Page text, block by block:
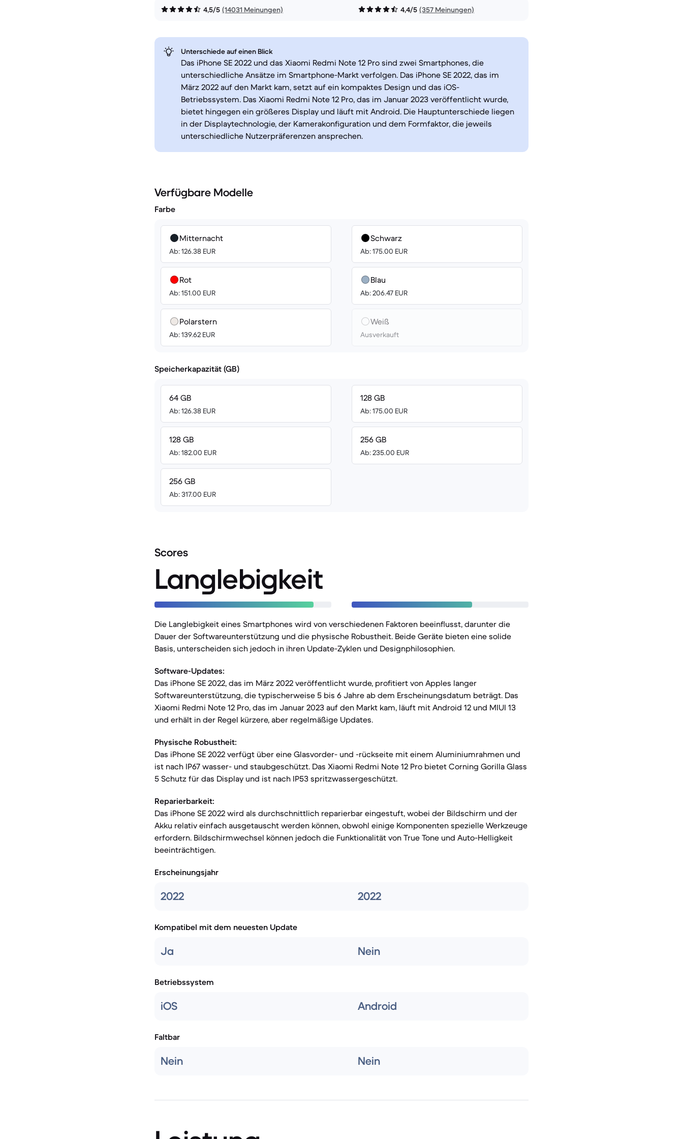
4,5/5 (14031 Meinungen) 4,4/5 (357 Meinungen)
Unterschiede auf einen Blick
Das iPhone SE 2022 und das Xiaomi Redmi Note 12 Pro sind zwei Smartphones, die
unterschiedliche Ansätze im Smartphone-Markt verfolgen. Das iPhone SE 2022, das im
März 2022 auf den Markt kam, setzt auf ein kompaktes Design und das iOS-
Betriebssystem. Das Xiaomi Redmi Note 12 Pro, das im Januar 2023 veröffentlicht wurde,
bietet hingegen ein größeres Display und läuft mit Android. Die Hauptunterschiede liegen
in der Displaytechnologie, der Kamerakonfiguration und dem Formfaktor, die jeweils
unterschiedliche Nutzerpräferenzen ansprechen.
Verfügbare Modelle
Farbe
Mitternacht
Ab: 126.38 EUR
Rot
Ab: 151.00 EUR
Polarstern
Ab: 139.62 EUR
Schwarz
Ab: 175.00 EUR
Blau
Ab: 206.47 EUR
Weiß
Ausverkauft
Speicherkapazität (GB)
64 GB
Ab: 126.38 EUR
128 GB
Ab: 182.00 EUR
256 GB
Ab: 317.00 EUR
128 GB
Ab: 175.00 EUR
256 GB
Ab: 235.00 EUR
Scores
Langlebigkeit
Die Langlebigkeit eines Smartphones wird von verschiedenen Faktoren beeinflusst, darunter die
Dauer der Softwareunterstützung und die physische Robustheit. Beide Geräte bieten eine solide
Basis, unterscheiden sich jedoch in ihren Update-Zyklen und Designphilosophien.
Software-Updates:
Das iPhone SE 2022, das im März 2022 veröffentlicht wurde, profitiert von Apples langer
Softwareunterstützung, die typischerweise 5 bis 6 Jahre ab dem Erscheinungsdatum beträgt. Das
Xiaomi Redmi Note 12 Pro, das im Januar 2023 auf den Markt kam, läuft mit Android 12 und MIUI 13
und erhält in der Regel kürzere, aber regelmäßige Updates.
Physische Robustheit:
Das iPhone SE 2022 verfügt über eine Glasvorder- und -rückseite mit einem Aluminiumrahmen und
ist nach IP67 wasser- und staubgeschützt. Das Xiaomi Redmi Note 12 Pro bietet Corning Gorilla Glass
5 Schutz für das Display und ist nach IP53 spritzwassergeschützt.
Reparierbarkeit:
Das iPhone SE 2022 wird als durchschnittlich reparierbar eingestuft, wobei der Bildschirm und der
Akku relativ einfach ausgetauscht werden können, obwohl einige Komponenten spezielle Werkzeuge
erfordern. Bildschirmwechsel können jedoch die Funktionalität von True Tone und Auto-Helligkeit
beeinträchtigen.
Erscheinungsjahr
2022 2022
Kompatibel mit dem neuesten Update
Ja Nein
Betriebssystem
iOS Android
Faltbar
Nein Nein